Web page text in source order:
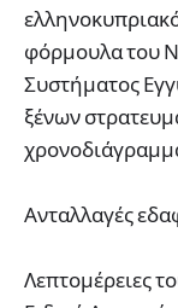
φόρμουλα του
Συστήματος
ξένων
Ανταλλαγές
Λεπτομέρειες